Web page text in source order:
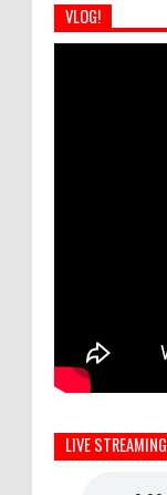
VLOG!
LIVE STREAMING